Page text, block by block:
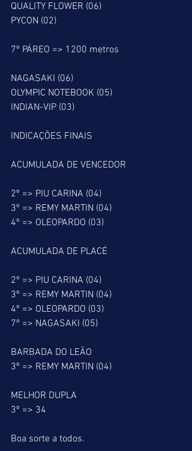
QUALITY FLOWER (06)
PYCON (02)
7º PÁREO => 1200 metros
NAGASAKI (06)
OLYMPIC NOTEBOOK (05)
INDIAN-VIP (03)
INDICAÇÕES FINAIS
ACUMULADA DE VENCEDOR
2º => PIU CARINA (04)
3º => REMY MARTIN (04)
4º => OLEOPARDO (03)
ACUMULADA DE PLACÉ
2º => PIU CARINA (04)
3º => REMY MARTIN (04)
4º => OLEOPARDO (03)
7º => NAGASAKI (05)
BARBADA DO LEÃO
3º => REMY MARTIN (04)
MELHOR DUPLA
3º => 34
Boa sorte a todos.